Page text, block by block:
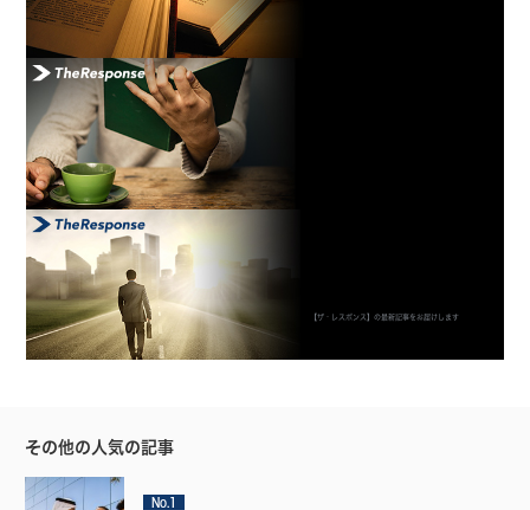
【ザ・レスポンス】の最新記事をお届けします
その他の人気の記事
No.1